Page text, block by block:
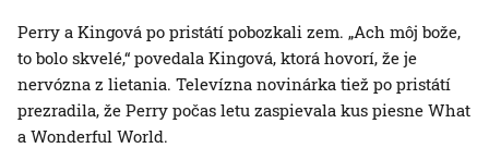
Perry a Kingová po pristátí pobozkali zem. „Ach môj bože,
to bolo skvelé,“ povedala Kingová, ktorá hovorí, že je
nervózna z lietania. Televízna novinárka tiež po pristátí
prezradila, že Perry počas letu zaspievala kus piesne What
a Wonderful World.